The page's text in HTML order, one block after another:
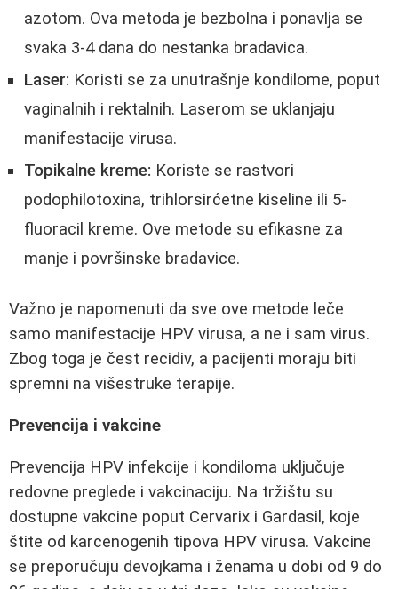
azotom. Ova metoda je bezbolna i ponavlja se
svaka 3-4 dana do nestanka bradavica.
Laser: Koristi se za unutrašnje kondilome, poput
vaginalnih i rektalnih. Laserom se uklanjaju
manifestacije virusa.
Topikalne kreme: Koriste se rastvori
podophilotoxina, trihlorsirćetne kiseline ili 5-
fluoracil kreme. Ove metode su efikasne za
manje i površinske bradavice.
Važno je napomenuti da sve ove metode leče
samo manifestacije HPV virusa, a ne i sam virus.
Zbog toga je čest recidiv, a pacijenti moraju biti
spremni na višestruke terapije.
Prevencija i vakcine
Prevencija HPV infekcije i kondiloma uključuje
redovne preglede i vakcinaciju. Na tržištu su
dostupne vakcine poput Cervarix i Gardasil, koje
štite od karcenogenih tipova HPV virusa. Vakcine
se preporučuju devojkama i ženama u dobi od 9 do